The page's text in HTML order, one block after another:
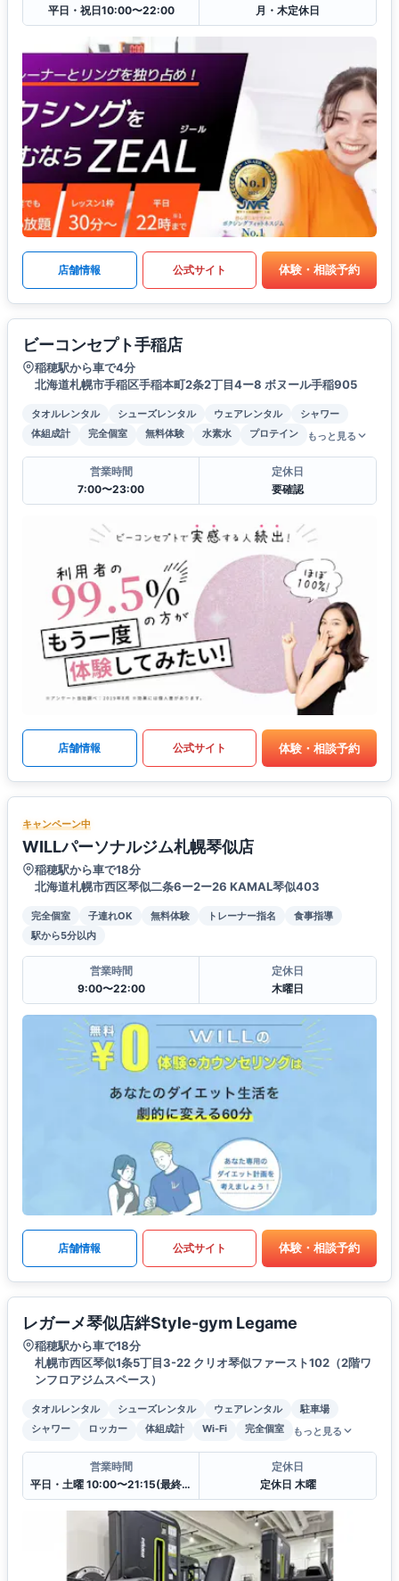
平日・祝日10:00〜22:00 月・木定休日
店舗情報 公式サイト 体験・相談予約
ビーコンセプト手稲店
稲穂駅から車で4分
北海道札幌市手稲区手稲本町2条2丁目4ー8 ボヌール手稲905
タオルレンタル シューズレンタル ウェアレンタル
シャワー
体組成計
完全個室 無料体験 水素水 プロテイン もっと見る
営業時間
7:00〜23:00
定休日
要確認
店舗情報 公式サイト 体験・相談予約
キャンペーン中
WILLパーソナルジム札幌琴似店
稲穂駅から車で18分
北海道札幌市西区琴似二条6ー2ー26 KAMAL琴似403
完全個室 子連れOK 無料体験 トレーナー指名
食事指導
駅から5分以内
営業時間
9:00〜22:00
定休日
木曜日
店舗情報 公式サイト 体験・相談予約
レガーメ琴似店絆Style-gym Legame
稲穂駅から車で18分
札幌市西区琴似1条5丁目3-22 クリオ琴似ファースト102（2階ワ
ンフロアジムスペース）
タオルレンタル シューズレンタル ウェアレンタル
駐車場
シャワー
ロッカー 体組成計 Wi-Fi 完全個室 もっと見る
営業時間
平日・土曜 10:00〜21:15(最終受付 20:30) 日曜・祝日 10:00〜17:15(最終受付 16:30)
定休日
定休日 木曜